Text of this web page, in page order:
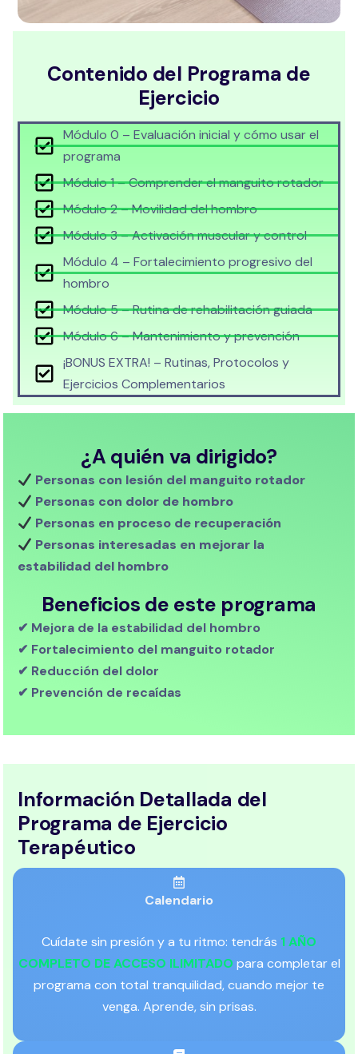
Contenido del Programa de
Ejercicio
Módulo 0 – Evaluación inicial y cómo usar el
programa
Módulo 1 – Comprender el manguito rotador
Módulo 2 – Movilidad del hombro
Módulo 3 – Activación muscular y control
Módulo 4 – Fortalecimiento progresivo del
hombro
Módulo 5 – Rutina de rehabilitación guiada
Módulo 6 – Mantenimiento y prevención
¡BONUS EXTRA! – Rutinas, Protocolos y
Ejercicios Complementarios
¿A quién va dirigido?
Personas con lesión del manguito rotador
Personas con dolor de hombro
Personas en proceso de recuperación
Personas interesadas en mejorar la
estabilidad del hombro
Beneficios de este programa
✔ Mejora de la estabilidad del hombro
✔ Fortalecimiento del manguito rotador
✔ Reducción del dolor
✔ Prevención de recaídas
Información Detallada del
Programa de Ejercicio
Terapéutico
Calendario
Cuídate sin presión y a tu ritmo: tendrás 1 AÑO
COMPLETO DE ACCESO ILIMITADO para completar el
programa con total tranquilidad, cuando mejor te
venga. Aprende, sin prisas.